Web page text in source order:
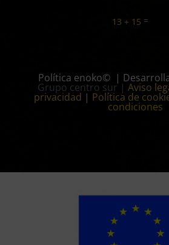
13 + 15 =
Política enoko© |
Grupo centro sur |Aviso
privacidad | Política de
condiciones